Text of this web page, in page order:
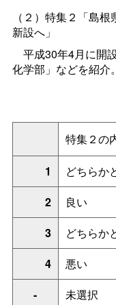
（２） 特集２「島根
新設へ」
平成30年4月に開
化学部」などを紹介。
特集２の
1
どちらか
2
良い
3
どちらか
4
悪い
-
未選択